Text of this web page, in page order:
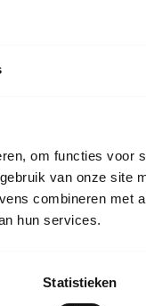
om functies voor
van onze site
combineren met
hun services.
Statistieken
om 21.30 uur,
moe
negen tot
slaapt en
eten
buiten. Dat
je in slaap valt.